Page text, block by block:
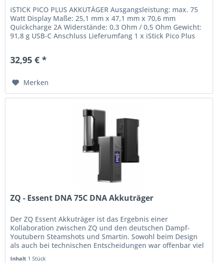
iSTICK PICO PLUS AKKUTÄGER Ausgangsleistung: max. 75
Watt Display Maße: 25,1 mm x 47,1 mm x 70,6 mm
Quickcharge 2A Widerstände: 0,3 Ohm / 0,5 Ohm Gewicht:
91,8 g USB-C Anschluss Lieferumfang 1 x iStick Pico Plus
32,95 € *
Merken
ZQ - Essent DNA 75C DNA Akkuträger
Der ZQ Essent Akkuträger ist das Ergebnis einer
Kollaboration zwischen ZQ und den deutschen Dampf-
Youtubern Steamshots und Smartin. Sowohl beim Design
als auch bei technischen Entscheidungen war offenbar viel
Inhalt 1 Stück